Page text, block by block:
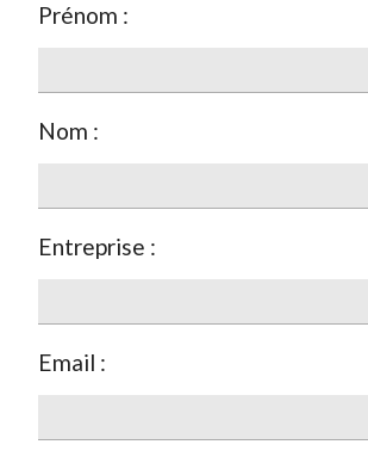
Prénom :
Nom :
Entreprise :
Email :